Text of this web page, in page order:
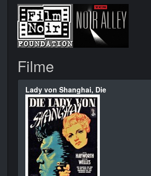
Filme
Lady von Shanghai, Die